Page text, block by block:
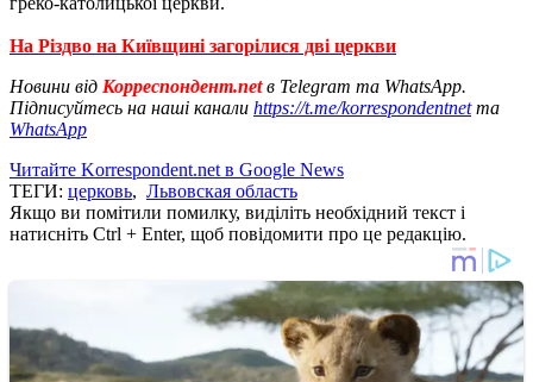
На Різдво на Київщині загорілися дві церкви
Новини від Корреспондент.netв Telegram та WhatsApp.
Підписуйтесь на наші канали https://t.me/korrespondentnetта
WhatsApp
Читайте Korrespondent.net в Google News
ТЕГИ: церковь, Львовская область
Якщо ви помітили помилку, виділіть необхідний текст і
натисніть Ctrl + Enter, щоб повідомити про це редакцію.